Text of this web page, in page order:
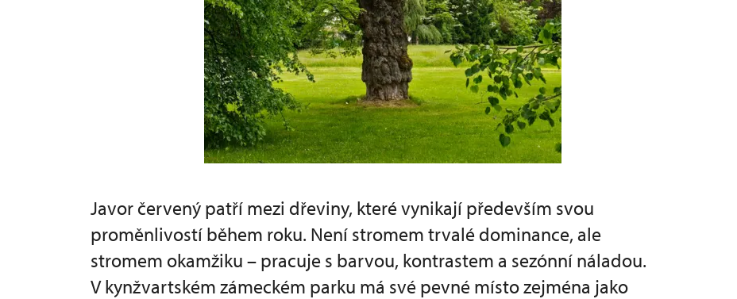
Javor červený patří mezi dřeviny, které vynikají především svou
proměnlivostí během roku. Není stromem trvalé dominance, ale
stromem okamžiku – pracuje s barvou, kontrastem a sezónní náladou.
V kynžvartském zámeckém parku má své pevné místo zejména jako